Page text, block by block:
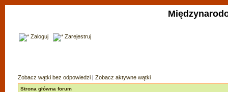
Zaloguj Zarejestruj
Zobacz wątki bez odpowiedzi | Zobacz aktywne wątki
Strona główna forum